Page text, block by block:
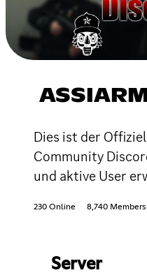
Dies ist der
Community
und aktive User
230 Online 8,740 Members
Server